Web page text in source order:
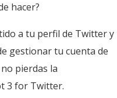
hacer?
a tu perfil de Twitter y
gestionar tu cuenta de
pierdas la
3 for Twitter.